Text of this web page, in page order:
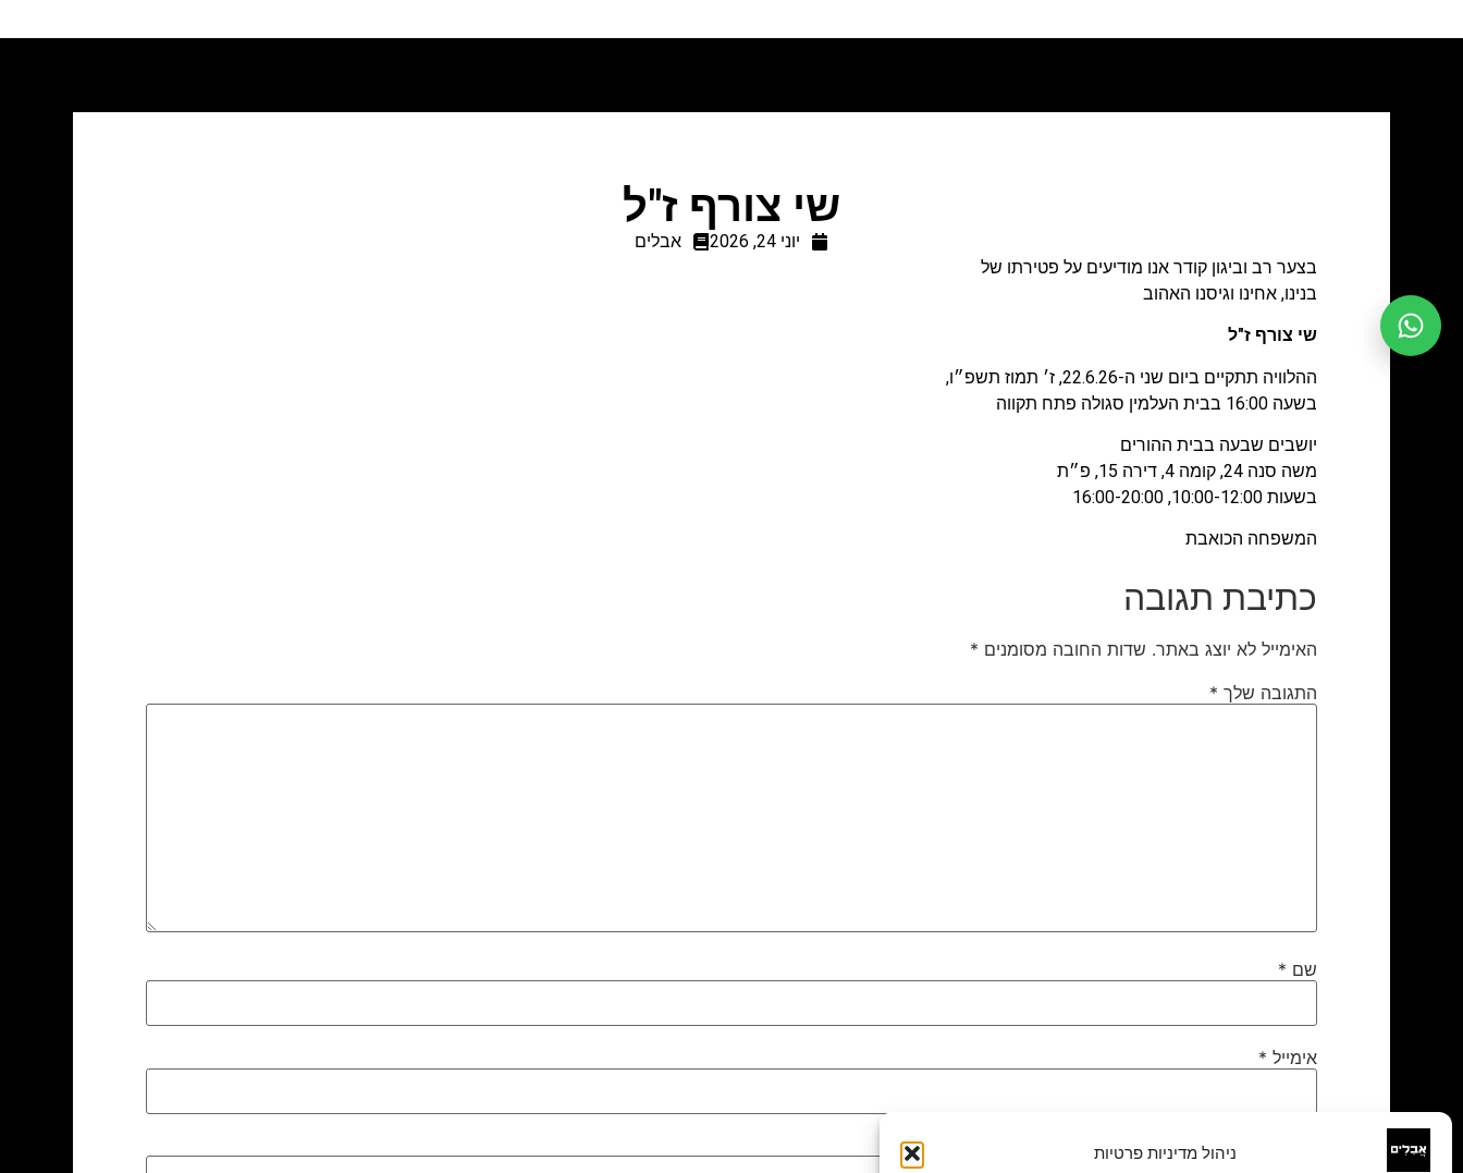
ניהול מדיניות פרטיות
שי צורף ז"ל
יוני 24, 2026
אבלים
בצער רב וביגון קודר אנו מודיעים על פטירתו של
בנינו, אחינו וגיסנו האהוב
שי צורף ז"ל
ההלוויה תתקיים ביום שני ה-22.6.26, ז׳ תמוז תשפ״ו,
בשעה 16:00 בבית העלמין סגולה פתח תקווה
יושבים שבעה בבית ההורים
משה סנה 24, קומה 4, דירה 15, פ״ת
בשעות 10:00-12:00, 16:00-20:00
המשפחה הכואבת
כתיבת תגובה
האימייל לא יוצג באתר. שדות החובה מסומנים *
התגובה שלך *
שם *
אימייל *